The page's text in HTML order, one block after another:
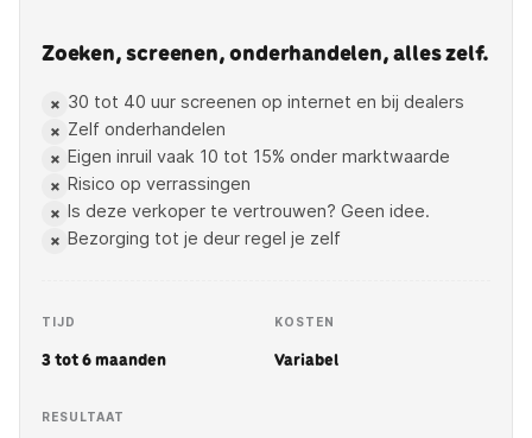
Zoeken, screenen, onderhandelen, alles zelf.
× 30 tot 40 uur screenen op internet en bij dealers
× Zelf onderhandelen
× Eigen inruil vaak 10 tot 15% onder marktwaarde
× Risico op verrassingen
× Is deze verkoper te vertrouwen? Geen idee.
× Bezorging tot je deur regel je zelf
TIJD
3 tot 6 maanden
KOSTEN
Variabel
RESULTAAT